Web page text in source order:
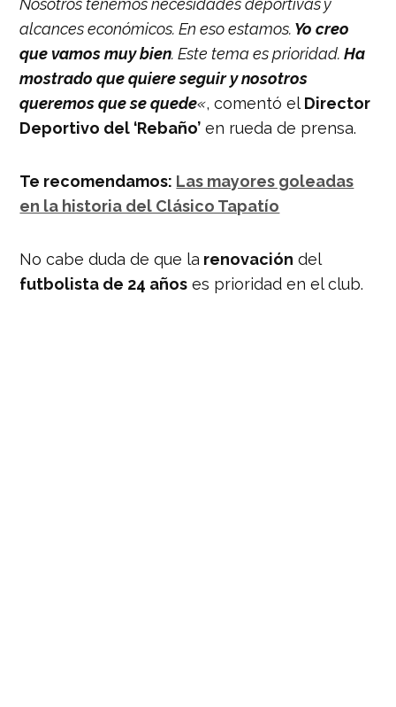
alcances económicos. En eso estamos. Yo creo
que vamos muy bien. Este tema es prioridad.Ha
mostrado que quiere seguir y nosotros
queremos que se quede«, comentó el Director
Deportivo del ‘Rebaño’ en rueda de prensa.
Te recomendamos: Las mayores goleadas
en la historia del Clásico Tapatío
No cabe duda de que la renovación del
futbolista de 24 años es prioridad en el club.